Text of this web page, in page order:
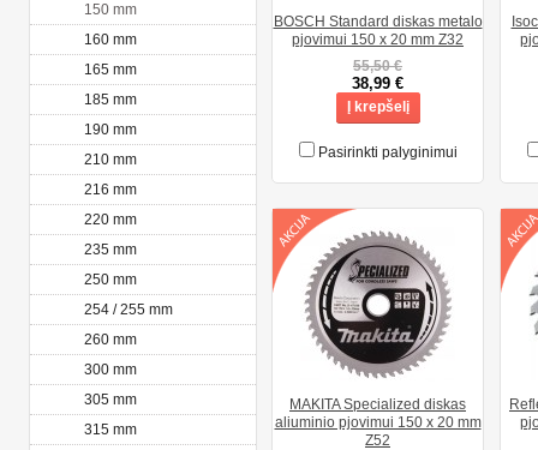
150 mm
160 mm
165 mm
185 mm
190 mm
210 mm
216 mm
220 mm
235 mm
250 mm
254 / 255 mm
260 mm
300 mm
305 mm
315 mm
BOSCH Standard diskas metalo
pjovimui 150 x 20 mm Z32
55,50 €
38,99 €
Į krepšelį
Pasirinkti palyginimui
MAKITA Specialized diskas
aliuminio pjovimui 150 x 20 mm
Z52